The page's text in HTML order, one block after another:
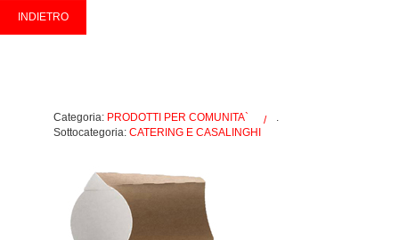
Categoria: PRODOTTI PER COMUNITA`
Sottocategoria: CATERING E CASALINGHI